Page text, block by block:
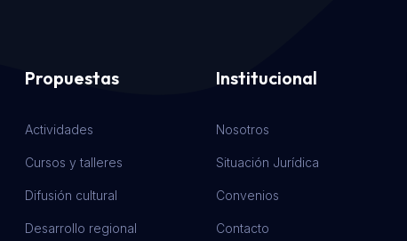
Propuestas
Actividades
Cursos y talleres
Difusión cultural
Desarrollo regional
Institucional
Nosotros
Situación Jurídica
Convenios
Contacto